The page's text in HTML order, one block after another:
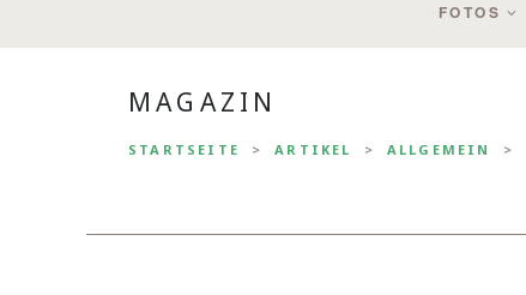
FOTOS
MAGAZIN
STARTSEITE ARTIKEL ALLGEMEIN